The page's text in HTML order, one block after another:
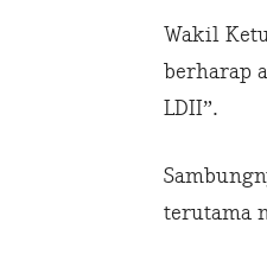
Wakil
berharap
LDII”.
terutama